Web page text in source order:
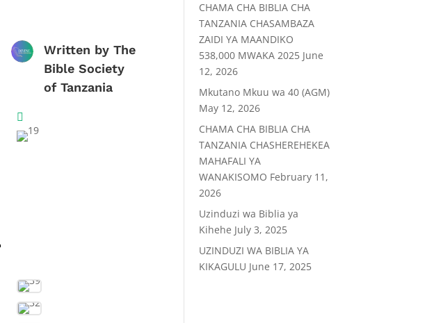
Written by The
Bible Society
of Tanzania

CHAMA CHA BIBLIA CHA
TANZANIA CHASAMBAZA
ZAIDI YA MAANDIKO
538,000 MWAKA 2025 June
12, 2026
Mkutano Mkuu wa 40 (AGM)
May 12, 2026
CHAMA CHA BIBLIA CHA
TANZANIA CHASHEREHEKEA
MAHAFALI YA
WANAKISOMO February 11,
2026
Uzinduzi wa Biblia ya
Kihehe July 3, 2025
UZINDUZI WA BIBLIA YA
KIKAGULU June 17, 2025